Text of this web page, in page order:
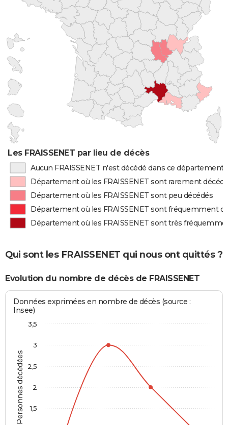
Les FRAISSENET par lieu de décès
Aucun FRAISSENET n'est décédé dans ce département
Département où les FRAISSENET sont rarement
Département où les FRAISSENET sont peu décédés
Département où les FRAISSENET sont fréquemment
Département où les FRAISSENET sont très
Qui sont les FRAISSENET qui nous ont quittés ?
Evolution du nombre de décès de FRAISSENET
Personnes décédées
Données exprimées en nombre de décès (source :
Insee)
1,5
2
2,5
3
3,5